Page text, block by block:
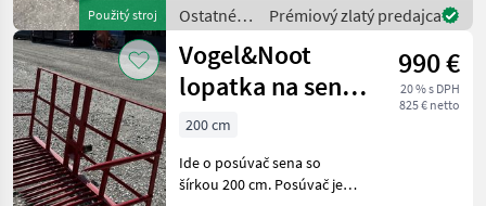
Použitý stroj
každé koleso * S možnosťo
Ostatné
poľnohospodárske
silové
stroje /
Aebi
Prémiový zlatý predajca
Vogel&Noot
lopatka na seno
200 cm
990 €
20 % s DPH
825 € netto
200 cm
Ide o posúvač sena so
šírkou 200 cm. Posúvač je